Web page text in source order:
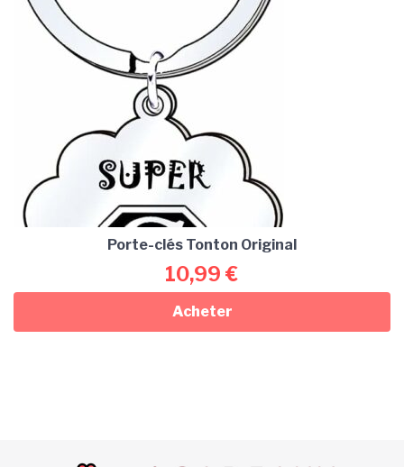
Porte-clés Tonton Original
10,99 €
Acheter